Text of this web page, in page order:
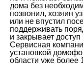
дома без
позвонил, хозяин
или не впустил
поддерживать
и закрывает
Сервисная
установкой
области уже более